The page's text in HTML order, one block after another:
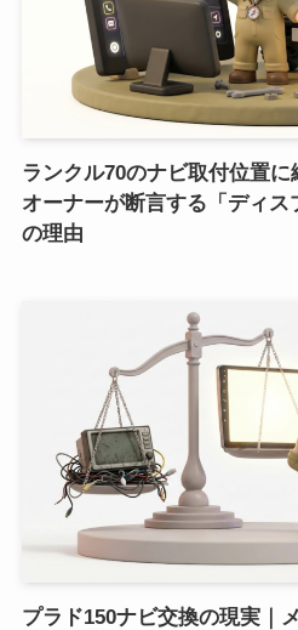
ランクル70のナビ取付位置
オーナーが断言する「ディ
の理由
プラド150ナビ交換の現実｜